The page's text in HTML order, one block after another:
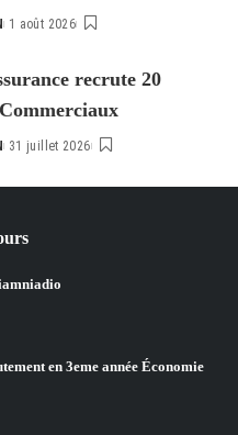
1 août 2026
recrute 20
31 juillet 2026
en 3eme année Économie